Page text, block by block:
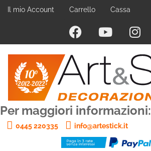
Il mio Account Carrello Cassa
Per maggiori informazioni:
0445 220335 info@artestick.it